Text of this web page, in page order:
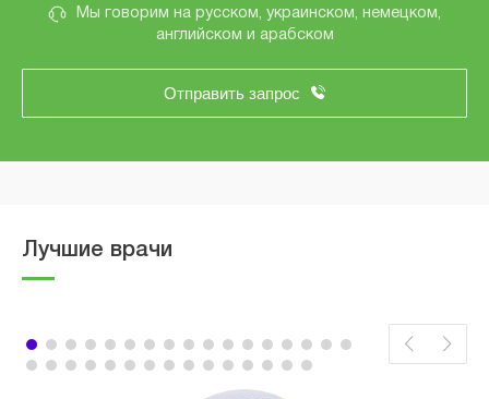
Мы говорим на русском, украинском, немецком,
английском и арабском
Отправить запрос
Лучшие врачи